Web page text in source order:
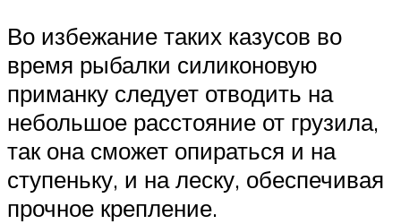
Во избежание таких казусов во
время рыбалки силиконовую
приманку следует отводить на
небольшое расстояние от грузила,
так она сможет опираться и на
ступеньку, и на леску, обеспечивая
прочное крепление.